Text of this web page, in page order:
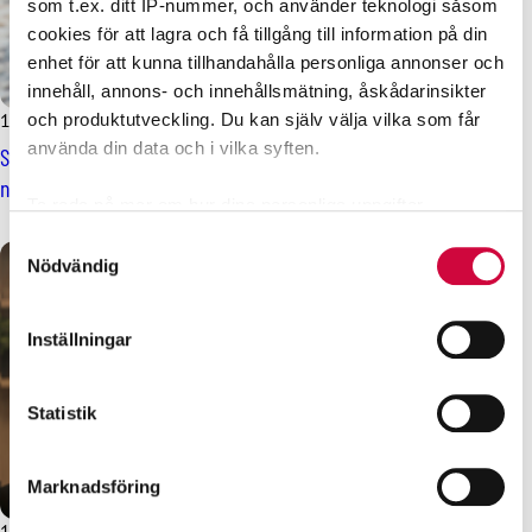
som t.ex. ditt IP-nummer, och använder teknologi såsom
cookies för att lagra och få tillgång till information på din
enhet för att kunna tillhandahålla personliga annonser och
innehåll, annons- och innehållsmätning, åskådarinsikter
och produktutveckling. Du kan själv välja vilka som får
använda din data och i vilka syften.
Du kan ändra eller dra tillbaka ditt samtycke när som
Vi använder enhetsidentifierare för att anpassa innehållet
för sociala medier och analysera vår trafik. Vi
vidarebefordrar även sådana identifierare och annan
annons- och analysföretag som vi samarbetar med.
Samtyckesval
Nödvändig
Inställningar
Statistik
Marknadsföring
18.3.2025Nyheter
Stridsåtgärder inom statliga sektorn för första gången på
närmare 40 år